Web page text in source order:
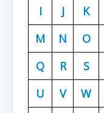
Formation
Doctrines
Batailles
Cahiers des As
I
J K
M
N O
Q
R S
U
V W